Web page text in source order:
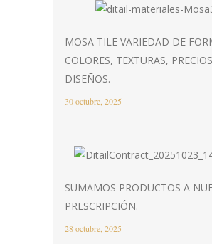
MOSA TILE VARIEDAD DE
COLORES, TEXTURAS,
DISEÑOS.
30 octubre, 2025
SUMAMOS PRODUCTOS A
PRESCRIPCIÓN.
28 octubre, 2025